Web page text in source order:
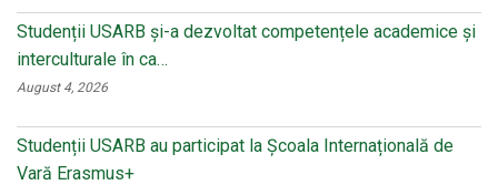
Studenții USARB și-a dezvoltat competențele academice și
interculturale în ca…
August 4, 2026
Studenții USARB au participat la Școala Internațională de
Vară Erasmus+